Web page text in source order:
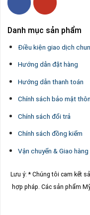
Danh mục sản phẩm
Điều kiện giao dịch
Hướng dẫn đặt hàng
Hướng dẫn thanh toán
Chính sách bảo mật
Chính sách đổi trả
Chính sách đồng kiểm
Vận chuyển & Giao hàng
Lưu ý: * Chúng tôi cam kết
hợp pháp. Các sản phẩm